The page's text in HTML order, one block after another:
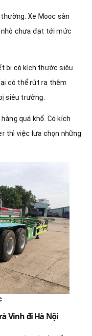
Xe Mooc sàn
chưa đạt tới mức
bị có kích thước siêu
có thể rút ra thêm
siêu trường.
quá khổ. Có kích
thì việc lựa chọn những
Vinh đi Hà Nội